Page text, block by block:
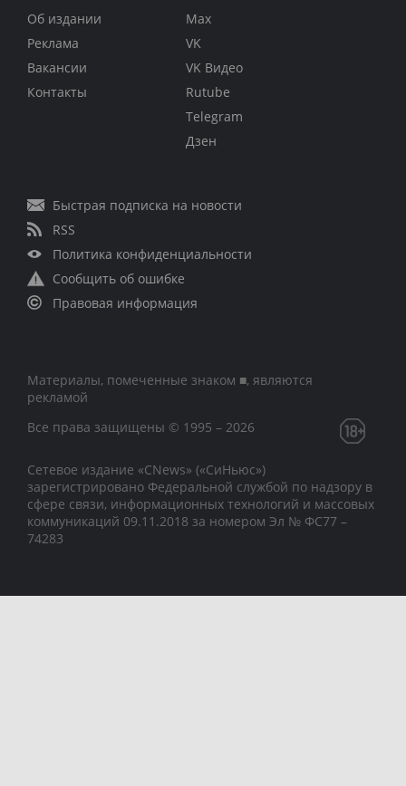
Об издании
Реклама
Вакансии
Контакты
Max
VK
VK Видео
Rutube
Telegram
Дзен
Быстрая подписка на новости
RSS
Политика конфиденциальности
Сообщить об ошибке
Правовая информация
Материалы, помеченные знаком ■, являются
рекламой
Все права защищены © 1995 – 2026
Сетевое издание «CNews» («СиНьюс»)
зарегистрировано Федеральной службой по надзору в
сфере связи, информационных технологий и массовых
коммуникаций 09.11.2018 за номером Эл № ФС77 –
74283